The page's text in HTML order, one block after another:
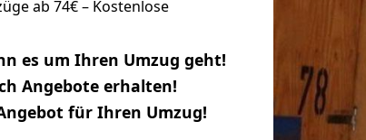
ab 74€ – Kostenlose
es um Ihren Umzug geht!
Angebote erhalten!
für Ihren Umzug!